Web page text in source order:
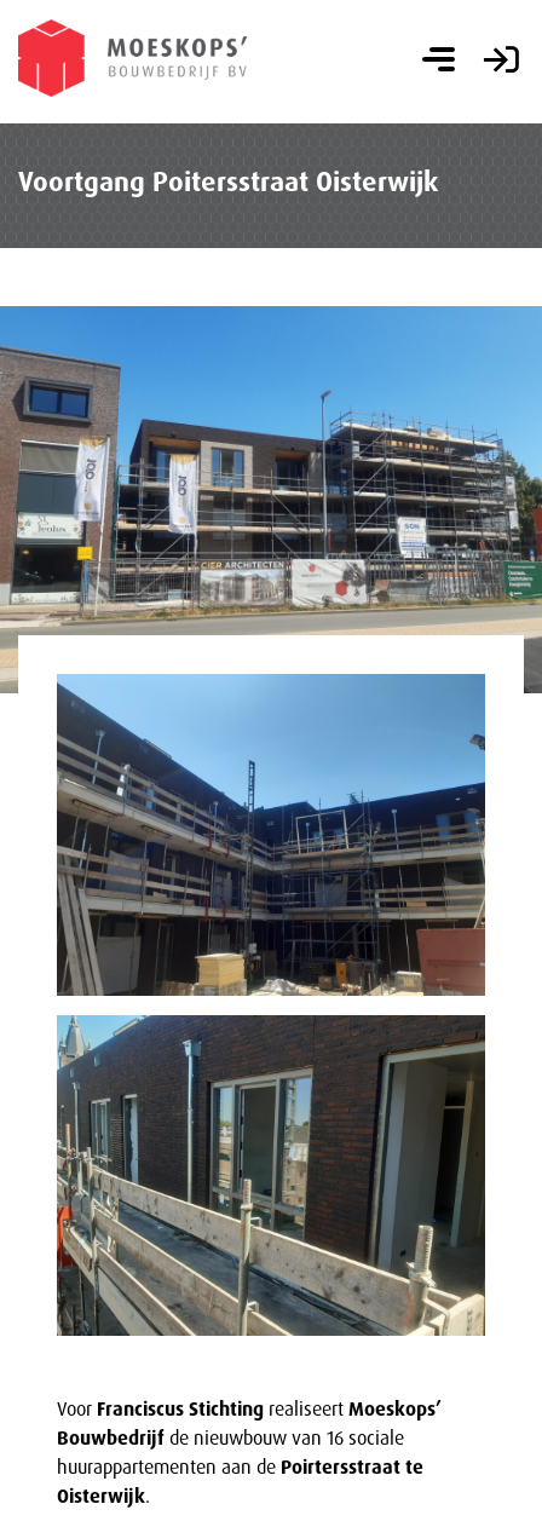
Voortgang Poitersstraat Oisterwijk
Voor Franciscus Stichting realiseert Moeskops’
Bouwbedrijf de nieuwbouw van 16 sociale
huurappartementen aan de Poirtersstraat te
Oisterwijk.